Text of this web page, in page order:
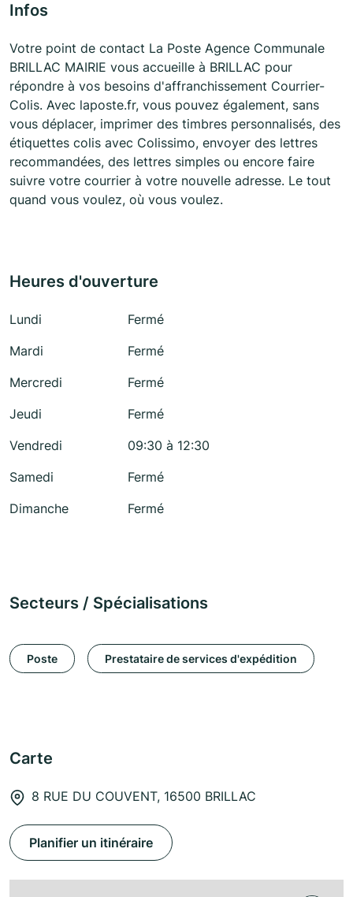
Infos
Votre point de contact La Poste Agence Communale
BRILLAC MAIRIE vous accueille à BRILLAC pour
répondre à vos besoins d'affranchissement Courrier-
Colis. Avec laposte.fr, vous pouvez également, sans
vous déplacer, imprimer des timbres personnalisés, des
étiquettes colis avec Colissimo, envoyer des lettres
recommandées, des lettres simples ou encore faire
suivre votre courrier à votre nouvelle adresse. Le tout
quand vous voulez, où vous voulez.
Heures d'ouverture
Lundi
Fermé
Mardi
Fermé
Mercredi
Fermé
Jeudi
Fermé
Vendredi
09:30 à 12:30
Samedi
Fermé
Dimanche
Fermé
Secteurs / Spécialisations
Poste Prestataire de services d'expédition
Carte
8 RUE DU COUVENT, 16500 BRILLAC
Planifier un itinéraire